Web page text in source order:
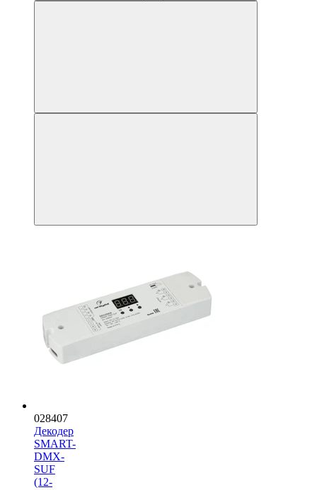
028407
Декодер
SMART-
DMX-
SUF
(12-